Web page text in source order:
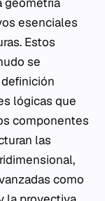
esenciales
Estos
se
lógicas que
componentes
las
como